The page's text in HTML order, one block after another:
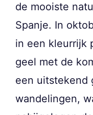
de mooiste
Spanje. In
in een kleurrijk
geel met de
een uitstekend
wandelingen,